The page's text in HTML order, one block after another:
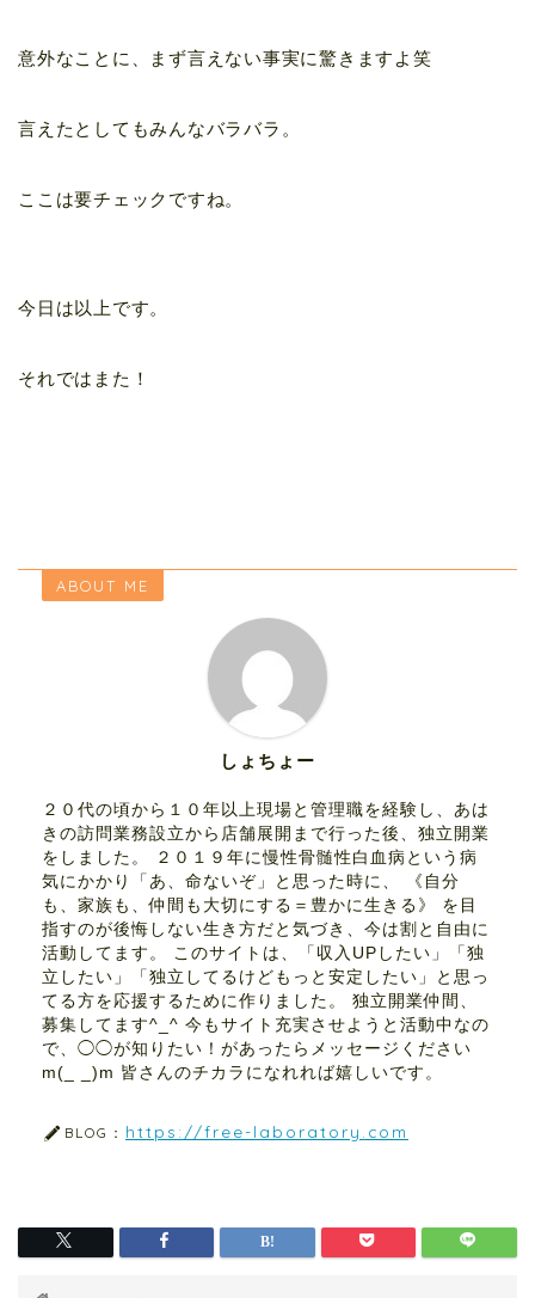
意外なことに、まず言えない事実に驚きますよ笑
言えたとしてもみんなバラバラ。
ここは要チェックですね。
今日は以上です。
それではまた！
ABOUT ME
しょちょー
２０代の頃から１０年以上現場と管理職を経験し、あは
きの訪問業務設立から店舗展開まで行った後、独立開業
をしました。 ２０１９年に慢性骨髄性白血病という病
気にかかり「あ、命ないぞ」と思った時に、 《自分
も、家族も、仲間も大切にする＝豊かに生きる》 を目
指すのが後悔しない生き方だと気づき、今は割と自由に
活動してます。 このサイトは、「収入UPしたい」「独
立したい」「独立してるけどもっと安定したい」と思っ
てる方を応援するために作りました。 独立開業仲間、
募集してます^_^ 今もサイト充実させようと活動中なの
で、◯◯が知りたい！があったらメッセージください
m(_ _)m 皆さんのチカラになれれば嬉しいです。
BLOG： https://free-laboratory.com